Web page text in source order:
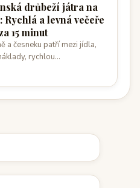
drůbeží játra na
Rychlá a levná večeře
15 minut
a česneku patří mezi jídla,
rychlou…